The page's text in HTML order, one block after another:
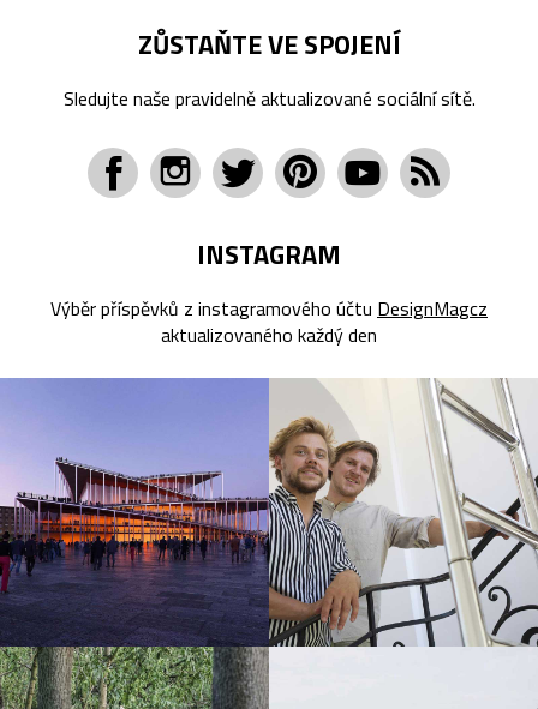
ZŮSTAŇTE VE SPOJENÍ
Sledujte naše pravidelně aktualizované sociální sítě.
INSTAGRAM
Výběr příspěvků z instagramového účtu DesignMagcz
aktualizovaného každý den